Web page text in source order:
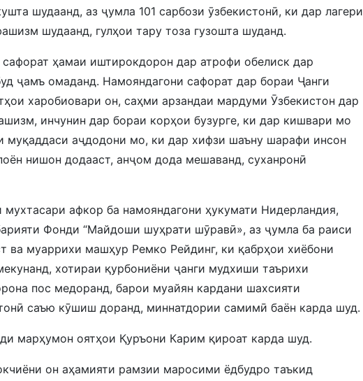
шудаанд, аз ҷумла 101 сарбози ӯзбекистонӣ, ки дар лагери
шудаанд, гулҳои тару тоза гузошта шуданд.
сафорат ҳамаи иштирокдорон дар атрофи обелиск дар
ҷамъ омаданд. Намояндагони сафорат дар бораи Ҷанги
харобиовари он, саҳми арзандаи мардуми Ӯзбекистон дар
инчунин дар бораи корҳои бузурге, ки дар кишвари мо
муқаддаси аҷдодони мо, ки дар хифзи шаъну шарафи инсон
нишон додааст, анҷом дода мешаванд, суханронӣ
афкор ба намояндагони ҳукумати Нидерландия,
Фонди “Майдоши шуҳрати шӯравӣ», аз ҷумла ба раиси
ва муаррихи машҳур Ремко Рейдинг, ки қабрҳои хиёбони
хотираи қурбониёни ҷанги мудхиши таърихи
пос медоранд, барои муайян кардани шахсияти
саъю кӯшиш доранд, миннатдории самимӣ баён карда шуд.
марҳумон оятҳои Қуръони Карим қироат карда шуд.
он аҳамияти рамзии маросими ёдбудро таъкид